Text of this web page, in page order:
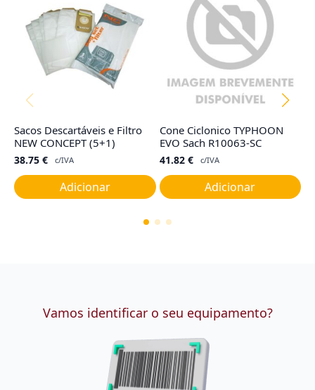
Sacos Descartáveis e Filtro
NEW CONCEPT (5+1)
38.75 € c/IVA
Adicionar
Cone Ciclonico TYPHOON
EVO Sach R10063-SC
41.82 € c/IVA
Adicionar
Vamos identificar o seu equipamento?